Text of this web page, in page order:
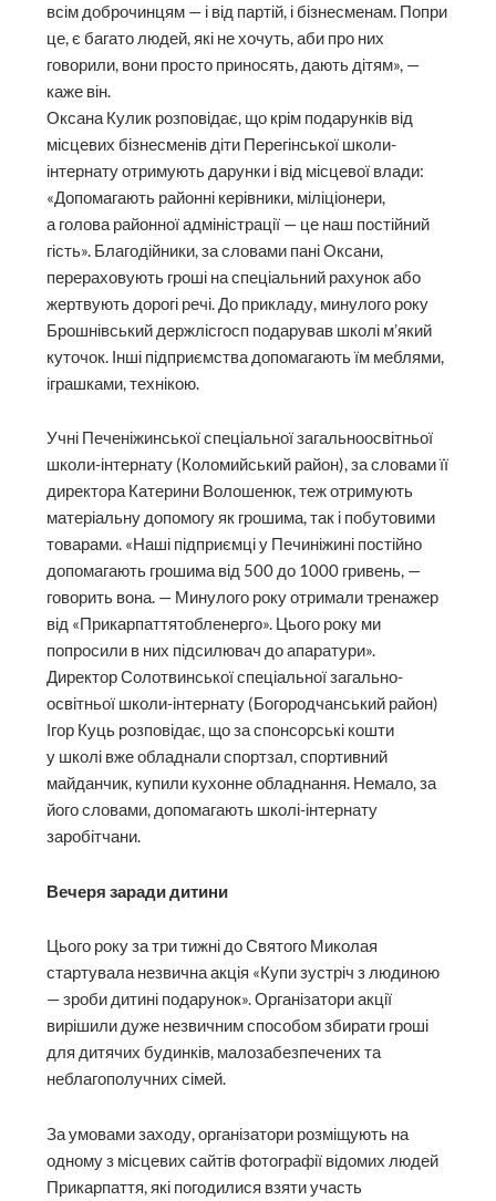
всім доброчинцям — і від партій, і бізнесменам. Попри
це, є багато людей, які не хочуть, аби про них
говорили, вони просто приносять, дають дітям», —
каже він.
Оксана Кулик розповідає, що крім подарунків від
місцевих бізнесменів діти Перегінської школи-
інтернату отримують дарунки і від місцевої влади:
«Допомагають районні керівники, міліціонери,
а голова районної адміністрації — це наш постійний
гість». Благодійники, за словами пані Оксани,
перераховують гроші на спеціальний рахунок або
жертвують дорогі речі. До прикладу, минулого року
Брошнівський держлісгосп подарував школі м’який
куточок. Інші підприємства допомагають їм меблями,
іграшками, технікою.
Учні Печеніжинської спеціаль­ної загальноосвітньої
школи-інтернату (Коломийський район), за словами її
директора Катерини Волошенюк, теж отримують
матеріальну допо­могу як грошима, так і побутовими
товарами. «Наші підприємці у Печиніжині постійно
допомагають грошима від 500 до 1000 гривень, —
говорить вона. — Минулого року отримали тренажер
від «Прикарпаттятобленерго». Цього року ми
попросили в них підсилювач до апаратури».
Директор Солотвинської спеціальної загально­
освітньої школи-інтернату (Богородчанський район)
Ігор Куць розповідає, що за спонсорські кошти
у школі вже обладнали спортзал, спортивний
майданчик, купили кухонне обладнання. Немало, за
його словами, допомагають школі-інтернату
заробітчани.
Вечеря заради дитини
Цього року за три тижні до Святого Миколая
стартувала незвична акція «Купи зустріч з людиною
— зроби дитині подарунок». Організатори акції
вирішили дуже незвичним способом збирати гроші
для дитячих будинків, малозабез­печених та
неблагополучних сімей.
За умовами заходу, організатори розміщують на
одному з місцевих сайтів фотографії відомих людей
Прикарпаття, які погодилися взяти участь